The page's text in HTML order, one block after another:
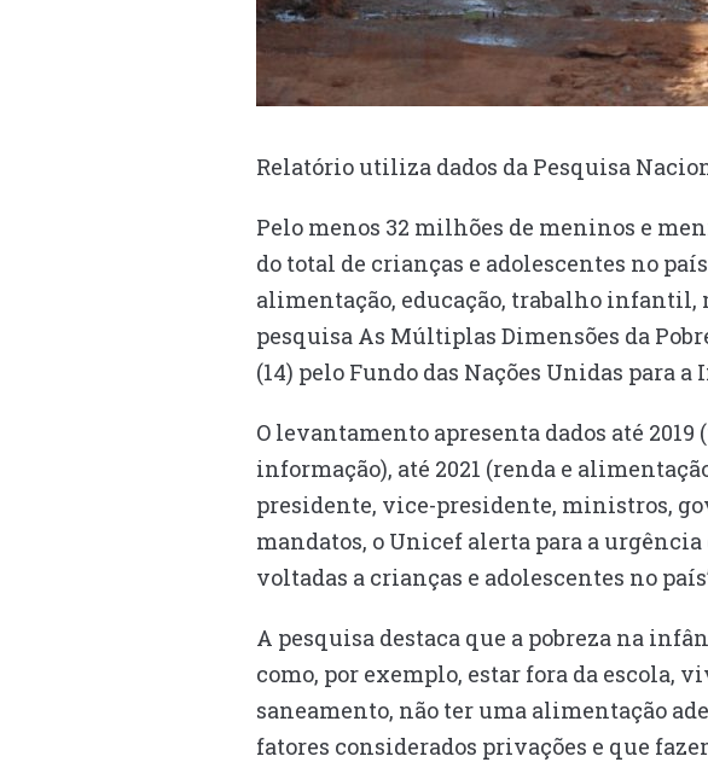
Relatório utiliza dados da Pesquisa
Pelo menos 32 milhões de meninos e
do total de crianças e adolescentes no
alimentação, educação, trabalho infantil,
pesquisa As Múltiplas Dimensões da
(14) pelo Fundo das Nações Unidas para
O levantamento apresenta dados até
informação), até 2021 (renda e
presidente, vice-presidente, ministros,
mandatos, o Unicef alerta para a
voltadas a crianças e adolescentes no
A pesquisa destaca que a pobreza na
como, por exemplo, estar fora da escola,
saneamento, não ter uma alimentação
fatores considerados privações e que